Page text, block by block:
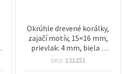
Okrúhle drevené korálky,
zajačí motív, 15×16 mm,
prievlak: 4 mm, biela a
zelená – 10 ks
SKU: 121251